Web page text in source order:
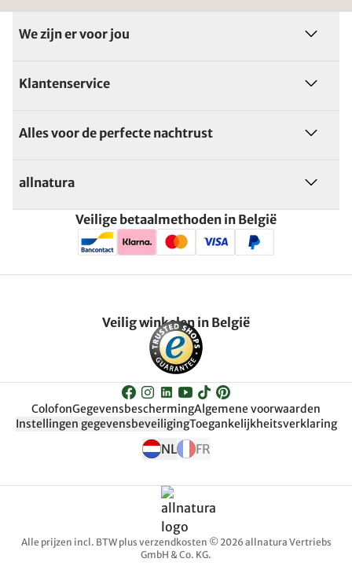
We zijn er voor jou
Klantenservice
Alles voor de perfecte nachtrust
allnatura
Veilige betaalmethoden in België
Veilig winkelen in België
ColofonGegevensbeschermingAlgemene voorwaarden
Instellingen gegevensbeveiligingToegankelijkheitsverklaring
NL FR
Alle prijzen incl. BTW plus verzendkosten © 2026 allnatura Vertriebs
GmbH & Co. KG.